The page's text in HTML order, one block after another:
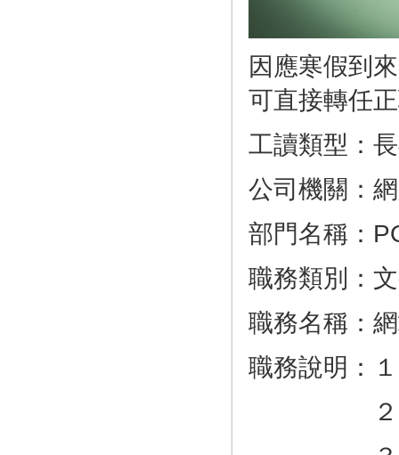
因應寒假到
可直接轉任
工讀類型：
公司機關：
部門名稱：
職務類別：
職務名稱：
職務說明：
２．編